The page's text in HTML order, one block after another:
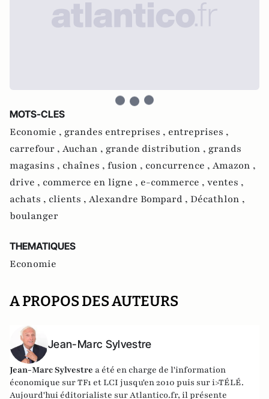
MOTS-CLES
Economie , grandes entreprises , entreprises ,
carrefour , Auchan , grande distribution , grands
magasins , chaînes , fusion , concurrence , Amazon ,
drive , commerce en ligne , e-commerce , ventes ,
achats , clients , Alexandre Bompard , Décathlon ,
boulanger
THEMATIQUES
Economie
A PROPOS DES AUTEURS
Jean-Marc Sylvestre
Jean-Marc Sylvestre a été en charge de l'information
économique sur TF1 et LCI jusqu'en 2010 puis sur i>TÉLÉ.
Aujourd'hui éditorialiste sur Atlantico.fr, il présente